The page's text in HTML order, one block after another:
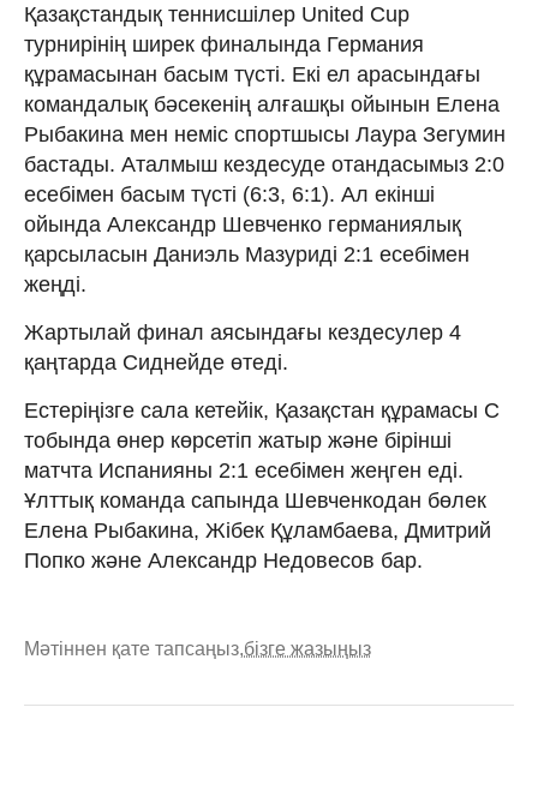
Қазақстандық теннисшілер United Cup
турнирінің ширек финалында Германия
құрамасынан басым түсті. Екі ел арасындағы
командалық бәсекенің алғашқы ойынын Елена
Рыбакина мен неміс спортшысы Лаура Зегумин
бастады. Аталмыш кездесуде отандасымыз 2:0
есебімен басым түсті (6:3, 6:1). Ал екінші
ойында Александр Шевченко германиялық
қарсыласын Даниэль Мазуриді 2:1 есебімен
жеңді.
Жартылай финал аясындағы кездесулер 4
қаңтарда Сиднейде өтеді.
Естеріңізге сала кетейік, Қазақстан құрамасы C
тобында өнер көрсетіп жатыр және бірінші
матчта Испанияны 2:1 есебімен жеңген еді.
Ұлттық команда сапында Шевченкодан бөлек
Елена Рыбакина, Жібек Құламбаева, Дмитрий
Попко және Александр Недовесов бар.
Мәтіннен қате тапсаңыз,бізге жазыңыз